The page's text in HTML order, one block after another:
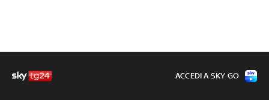
ACCEDI A SKY GO